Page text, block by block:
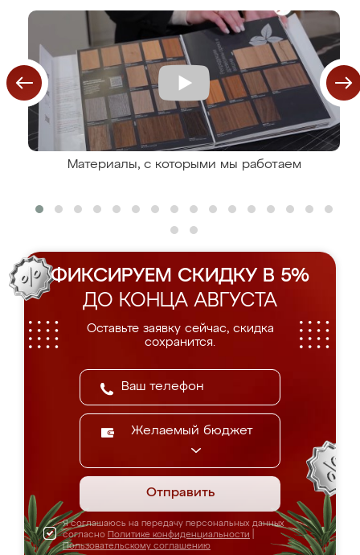
Материалы, с которыми мы работаем
ФИКСИРУЕМ СКИДКУ В 5%
ДО КОНЦА АВГУСТА
Оставьте заявку сейчас, скидка
сохранится.
Желаемый бюджет
Отправить
Я соглашаюсь на передачу персональных данных
согласно Политике конфиденциальности
Пользовательскому соглашению